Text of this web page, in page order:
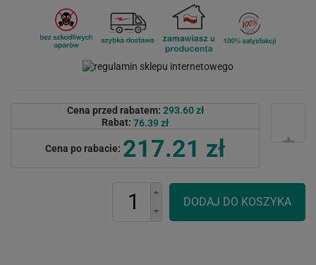
Cena przed rabatem: 293.60 zł
Rabat: 76.39 zł
Cena po rabacie: 217.21 zł